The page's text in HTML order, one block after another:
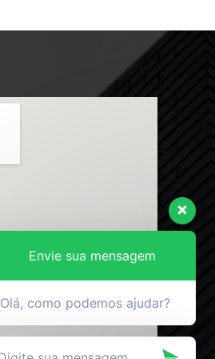
Envie sua mensagem
Olá, como podemos ajudar?